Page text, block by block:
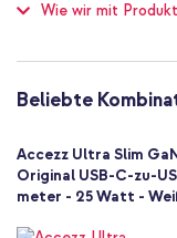
Weiß
0.041
Wie wir mit
Beliebte
Accezz Ultra Slim
Original USB-C-zu-
meter - 25 Watt -